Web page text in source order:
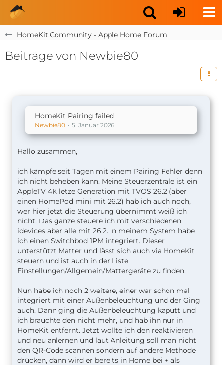
HomeKit.Community - Apple Home Forum
Beiträge von Newbie80
HomeKit Pairing failed
Newbie80 5. Januar 2026
Hallo zusammen,
ich kämpfe seit Tagen mit einem Pairing Fehler denn
ich nicht beheben kann. Meine Steuerzentrale ist ein
AppleTV 4K letze Generation mit TVOS 26.2 (aber
einen HomePod mini mit 26.2) hab ich auch noch,
wer hier jetzt die Steuerung übernimmt weiß ich
nicht. Das ganze steuere ich mit verschiedenen
idevices aber alle mit 26.2. In meinem System habe
ich einen Switchbod 1PM integriert. Dieser
unterstützt Matter und lässt sich auch via HomeKit
steuern und ist auch in der Liste
Einstellungen/Allgemein/Mattergeräte zu finden.
Nun habe ich noch 2 weitere, einer war schon mal
integriert mit einer Außenbeleuchtung und der Ging
auch. Dann ging die Außenbeleuchtung kaputt und
ich brauchte den nicht mehr, und hab ihn nur in
HomeKit entfernt. Jetzt wollte ich den reaktivieren
und neu anlernen und laut Anleitung soll man nicht
den QR-Code scannen sondern auf andere Methode
drücken, dann wird er bereits in Home bei + als